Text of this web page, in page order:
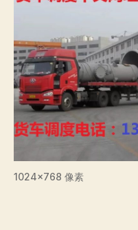
1024×768 像素